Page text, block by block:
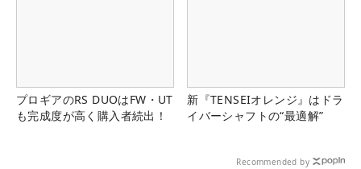
プロギアのRS DUOはFW・UT
も完成度が高く購入者続出！
新『TENSEIオレンジ』はドラ
イバーシャフトの“最適解”
Recommended by